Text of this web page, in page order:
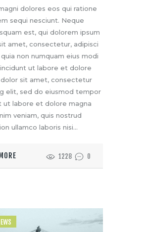
dolores eos qui ratione
sequi nesciunt. Neque
est, qui dolorem ipsum
amet, consectetur, adipisci
non numquam eius modi
ut labore et dolore
sit amet, consectetur
elit, sed do eiusmod tempor
ut labore et dolore magna
veniam, quis nostrud
ullamco laboris nisi…
1228 0